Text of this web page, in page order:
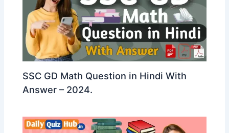
SSC GD Math Question in Hindi With
Answer – 2024.